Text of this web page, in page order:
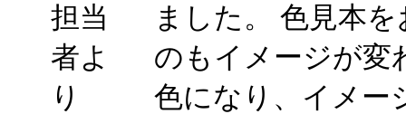
担当
者よ
り
ました。 色見本
のもイメージが変
色になり、イメー